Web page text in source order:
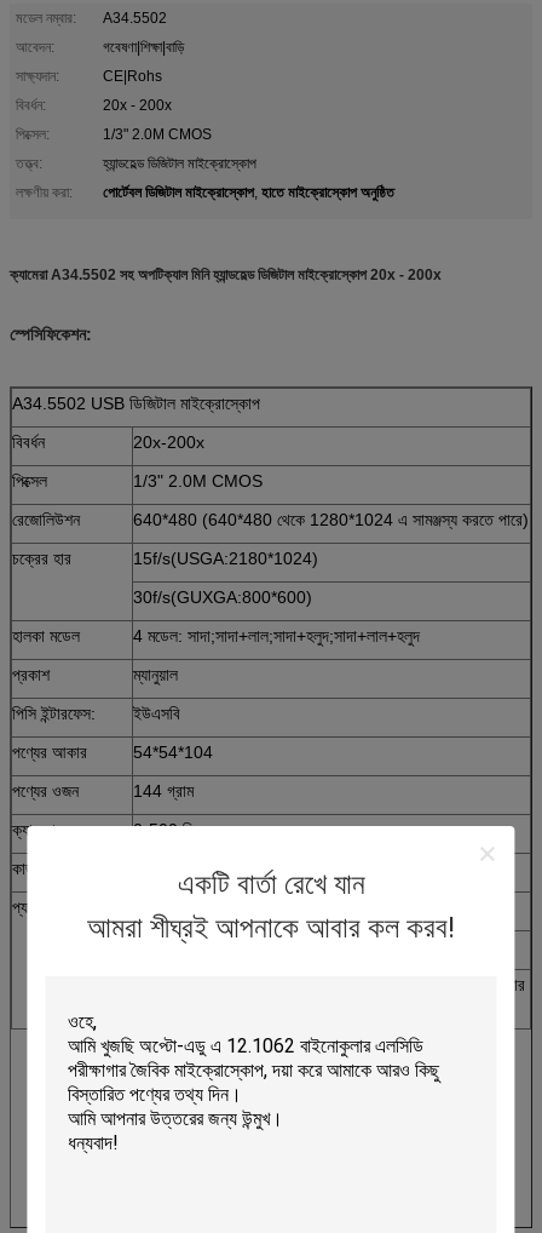
একটি বার্তা রেখে যান
আমরা শীঘ্রই আপনাকে আবার কল করব!
মডেল নম্বার:
A34.5502
আবেদন:
গবেষণা|শিক্ষা|বাড়ি
সাক্ষ্যদান:
CE|Rohs
বিবর্ধন:
20x - 200x
পিক্সেল:
1/3" 2.0M CMOS
তত্ত্ব:
হ্যান্ডহেল্ড ডিজিটাল মাইক্রোস্কোপ
লক্ষণীয় করা:
পোর্টেবল ডিজিটাল মাইক্রোস্কোপ, হাতে মাইক্রোস্কোপ অনুষ্ঠিত
ক্যামেরা A34.5502 সহ অপটিক্যাল মিনি হ্যান্ডহেল্ড ডিজিটাল মাইক্রোস্কোপ 20x - 200x
স্পেসিফিকেশন:
A34.5502 USB ডিজিটাল মাইক্রোস্কোপ
বিবর্ধন
20x-200x
পিক্সেল
1/3" 2.0M CMOS
রেজোলিউশন
640*480 (640*480 থেকে 1280*1024 এ সামঞ্জস্য করতে পারে)
চক্রের হার
15f/s(USGA:2180*1024)
30f/s(GUXGA:800*600)
হালকা মডেল
4 মডেল: সাদা;সাদা+লাল;সাদা+হলুদ;সাদা+লাল+হলুদ
প্রকাশ
ম্যানুয়াল
পিসি ইন্টারফেস:
ইউএসবি
পণ্যের আকার
54*54*104
পণ্যের ওজন
144 গ্রাম
ক্যামেরার দূরত্ব
0-500 মি
কাজ তাপমাত্রা
-5 ডিগ্রি--50 ডিগ্রি
প্যাকিং তালিকা
ম্যানুয়াল নির্দেশনা
সিডি (মাইক্রোস্কোপ অপারেশন, ইমেজ এডিট সফটওয়্যার এবং ড্রাইভার